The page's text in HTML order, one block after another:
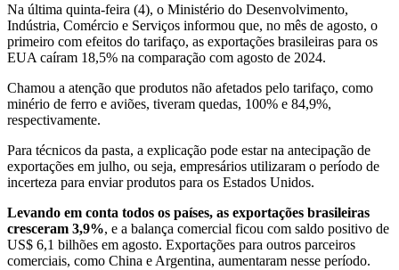
Na última quinta-feira (4), o Ministério do Desenvolvimento,
Indústria, Comércio e Serviços informou que, no mês de agosto, o
primeiro com efeitos do tarifaço, as exportações brasileiras para os
EUA caíram 18,5% na comparação com agosto de 2024.
Chamou a atenção que produtos não afetados pelo tarifaço, como
minério de ferro e aviões, tiveram quedas, 100% e 84,9%,
respectivamente.
Para técnicos da pasta, a explicação pode estar na antecipação de
exportações em julho, ou seja, empresários utilizaram o período de
incerteza para enviar produtos para os Estados Unidos.
Levando em conta todos os países, as exportações brasileiras
cresceram 3,9%, e a balança comercial ficou com saldo positivo de
US$ 6,1 bilhões em agosto. Exportações para outros parceiros
comerciais, como China e Argentina, aumentaram nesse período.